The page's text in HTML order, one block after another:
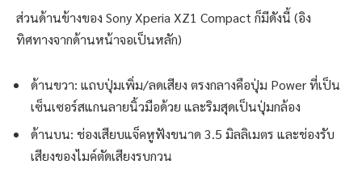
ส่วนด้านข้างของ Sony Xperia XZ1 Compact ก็มีดังนี้ (อิง
ทิศทางจากด้านหน้าจอเป็นหลัก)
ด้านขวา: แถบปุ่มเพิ่ม/ลดเสียง ตรงกลางคือปุ่ม Power ที่เป็น
เซ็นเซอร์สแกนลายนิ้วมือด้วย และริมสุดเป็นปุ่มกล้อง
ด้านบน: ช่องเสียบแจ็คหูฟังขนาด 3.5 มิลลิเมตร และช่องรับ
เสียงของไมค์ตัดเสียงรบกวน